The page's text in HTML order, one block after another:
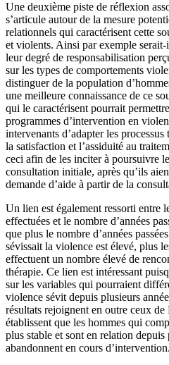
Une deuxième piste de réflexion
s’articule autour de la mesure
relationnels qui caractérisent cette
et violents. Ainsi par exemple serait-
leur degré de responsabilisation
sur les types de comportements
distinguer de la population
une meilleure connaissance de ce
qui le caractérisent pourrait
programmes d’intervention en
intervenants d’adapter les
la satisfaction et l’assiduité au
ceci afin de les inciter à poursuivre
consultation initiale, après qu’ils
demande d’aide à partir de la
Un lien est également ressorti entre
effectuées et le nombre d’années
que plus le nombre d’années
sévissait la violence est élevé, plus
effectuent un nombre élevé de
thérapie. Ce lien est intéressant
sur les variables qui pourraient
violence sévit depuis plusieurs
résultats rejoignent en outre ceux
établissent que les hommes qui
plus stable et sont en relation
abandonnent en cours d’intervention.